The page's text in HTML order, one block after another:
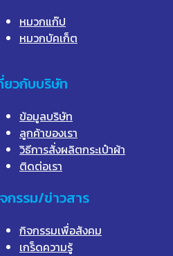
หมวกแก๊ป
หมวกบัคเก็ต
ยวกับบริษัท
ข้อมูลบริษัท
ลูกค้าของเรา
วิธีการสั่งผลิตกระเป๋าผ้า
ติดต่อเรา
กรรม/ข่าวสาร
กิจกรรมเพื่อสังคม
เกร็ดความรู้